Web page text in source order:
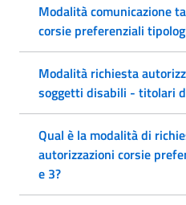
Modalità comunicazione
corsie preferenziali
Modalità richiesta
soggetti disabili - titolari
Qual è la modalità di
autorizzazioni corsie
e 3?